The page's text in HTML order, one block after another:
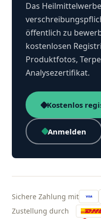
Das
öffentlich zu
kostenlosen
Produktfotos,
Analysezertifikat.
Kostenlos
Anmelden
Sichere Zahlung mit
Zustellung durch